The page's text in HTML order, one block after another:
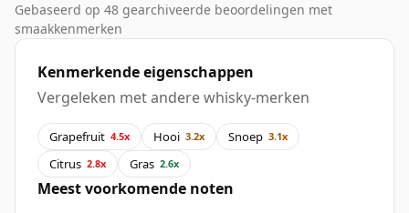
Gebaseerd op 48 gearchiveerde beoordelingen met
smaakkenmerken
Kenmerkende eigenschappen
Vergeleken met andere whisky-merken
Grapefruit 4.5x Hooi 3.2x Snoep 3.1x
Citrus 2.8x Gras 2.6x
Meest voorkomende noten